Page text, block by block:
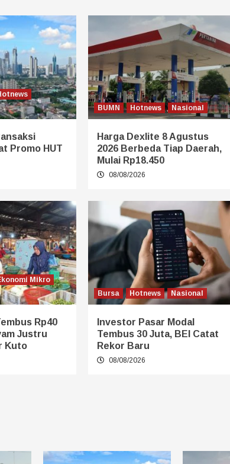
Promo HUT
BUMN Hotnews Nasional
Harga Dexlite 8 Agustus
2026 Berbeda Tiap Daerah,
Mulai Rp18.450
08/08/2026
Mikro
Rp40
Justru
Kuto
Bursa Hotnews Nasional
Investor Pasar Modal
Tembus 30 Juta, BEI Catat
Rekor Baru
08/08/2026